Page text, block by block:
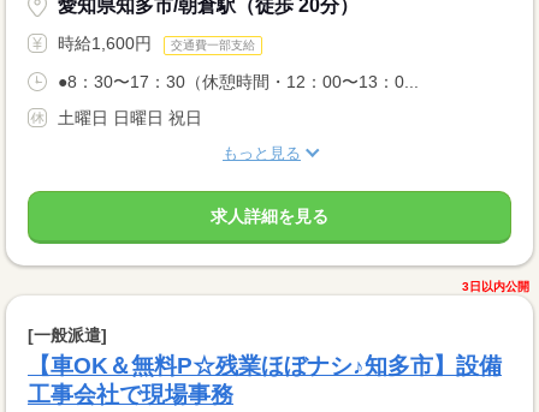
愛知県知多市/朝倉駅（徒歩 20分）
時給1,600円 交通費一部支給
●8：30〜17：30（休憩時間・12：00〜13：0...
土曜日 日曜日 祝日
もっと見る
求人詳細を見る
3日以内公開
[一般派遣]
【車OK＆無料P☆残業ほぼナシ♪知多市】設備
工事会社で現場事務